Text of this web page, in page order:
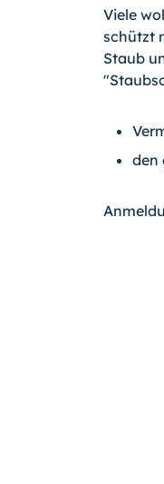
Viele
schützt
Staub
den